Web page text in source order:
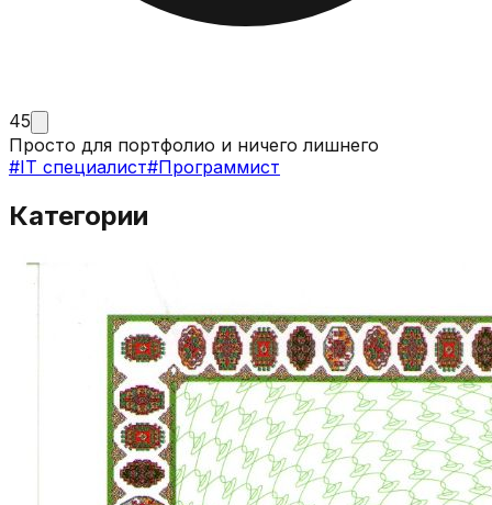
45
Просто для портфолио и ничего лишнего
#IT специалист#Программист
Категории